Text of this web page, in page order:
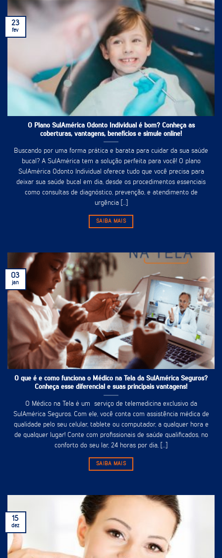
O Plano SulAmérica Odonto Individual é bom? Conheça as
coberturas, vantagens, benefícios e simule online!
Buscando por uma forma prática e barata para cuidar da sua saúde
bucal? A SulAmérica tem a solução perfeita para você! O plano
SulAmérica Odonto Individual oferece tudo que você precisa para
deixar sua saúde bucal em dia, desde os procedimentos essenciais
como consultas de diagnóstico, prevenção, e atendimento de
urgência [...]
SAIBA MAIS
23
fev
O que é e como funciona o Médico na Tela da SulAmérica Seguros?
Conheça esse diferencial e suas principais vantagens!
O Médico na Tela é um serviço de telemedicina exclusivo da
SulAmérica Seguros. Com ele, você conta com assistência médica de
qualidade pelo seu celular, tablete ou computador, a qualquer hora e
de qualquer lugar! Conte com profissionais de saúde qualificados, no
conforto do seu lar, 24 horas por dia, [...]
SAIBA MAIS
03
jan
15
dez